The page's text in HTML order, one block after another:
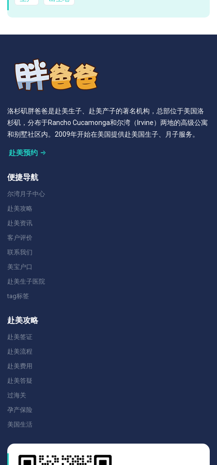
洛杉矶胖爸爸是赴美生子、赴美产子的著名机构，总部位于美国洛
杉矶，分布于Rancho Cucamonga和尔湾（Irvine）两地的高级公寓
和别墅社区内。2009年开始在美国提供赴美国生子、月子服务。
赴美预约
便捷导航
尔湾月子中心
赴美攻略
赴美资讯
客户评价
联系我们
美宝户口
赴美生子医院
tag标签
赴美攻略
赴美签证
赴美流程
赴美费用
赴美答疑
过海关
孕产保险
美国生活